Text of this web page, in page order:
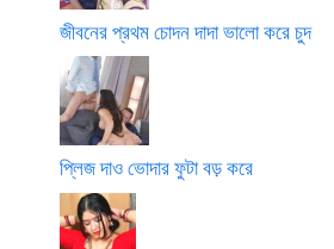
জীবনের প্রথম চোদন দাদা ভালো করে চুদ
প্লিজ দাও ভোদার ফুটা বড় করে